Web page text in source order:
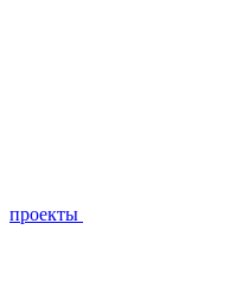
проекты